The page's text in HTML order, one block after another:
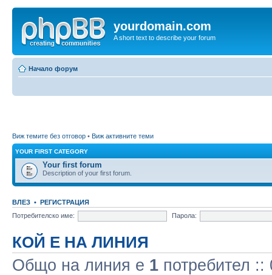
yourdomain.com
A short text to describe your forum
Начало форум
Виж темите без отговор • Виж активните теми
YOUR FIRST CATEGORY
Your first forum
Description of your first forum.
ВЛЕЗ • РЕГИСТРАЦИЯ
Потребителско име:
Парола:
КОЙ Е НА ЛИНИЯ
Общо на линия e 1 потребител ::